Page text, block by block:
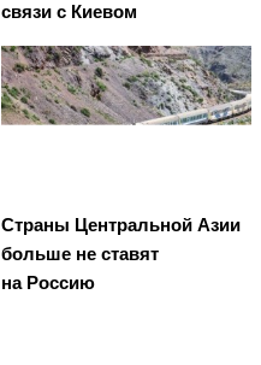
связи с Киевом
Страны Центральной Азии
больше не ставят
на Россию